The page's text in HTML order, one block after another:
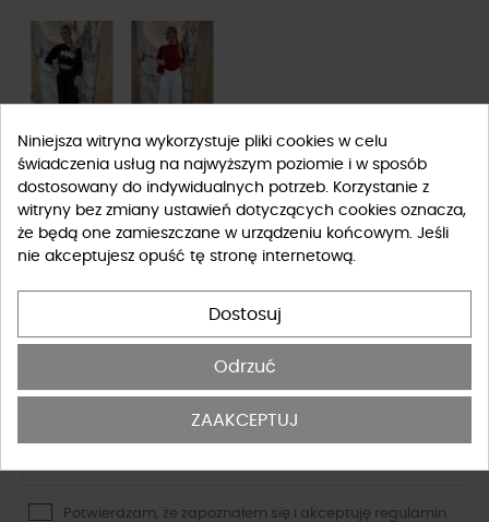
Rozmiar
S M L
Tabela rozmiarów
- +
DOSTĘPNY PRODUKT Z INNYMI OPCJAMI
Potwierdzam, że zapoznałem się i akceptuję regulamin
Niniejsza witryna wykorzystuje pliki cookies w celu
świadczenia usług na najwyższym poziomie i w sposób
dostosowany do indywidualnych potrzeb. Korzystanie z
witryny bez zmiany ustawień dotyczących cookies oznacza,
że będą one zamieszczane w urządzeniu końcowym. Jeśli
nie akceptujesz opuść tę stronę internetową.
Dostosuj
Odrzuć
ZAAKCEPTUJ